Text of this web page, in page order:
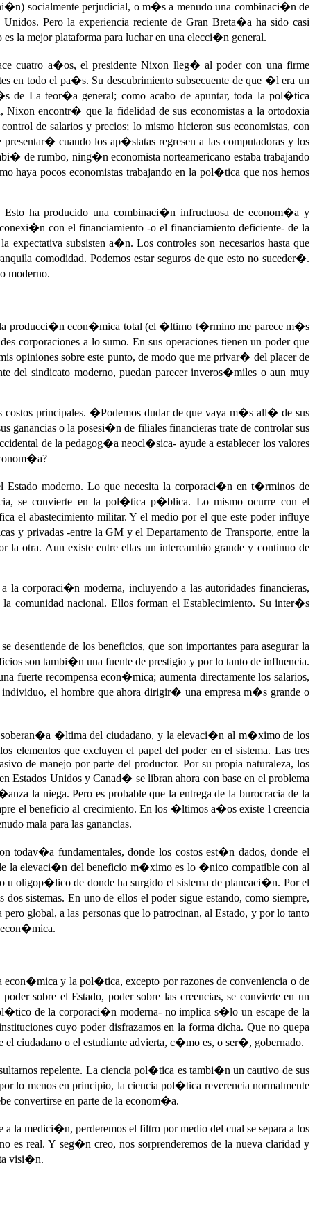
socialmente perjudicial, o m�s a menudo una combinaci�n de
Pero la experiencia reciente de Gran Breta�a ha sido casi
la mejor plataforma para luchar en una elecci�n general.
cuatro a�os, el presidente Nixon lleg� al poder con una firme
en todo el pa�s. Su descubrimiento subsecuente de que �l era un
de La teor�a general; como acabo de apuntar, toda la pol�tica
Nixon encontr� que la fidelidad de sus economistas a la ortodoxia
de salarios y precios; lo mismo hicieron sus economistas, con
cuando los ap�statas regresen a las computadoras y los
de rumbo, ning�n economista norteamericano estaba trabajando
haya pocos economistas trabajando en la pol�tica que nos hemos
ha producido una combinaci�n infructuosa de econom�a y
con el financiamiento -o el financiamiento deficiente- de la
subsisten a�n. Los controles son necesarios hasta que
comodidad. Podemos estar seguros de que esto no suceder�.
moderno.
la producci�n econ�mica total (el �ltimo t�rmino me parece m�s
corporaciones a lo sumo. En sus operaciones tienen un poder que
opiniones sobre este punto, de modo que me privar� del placer de
del sindicato moderno, puedan parecer inveros�miles o aun muy
principales. �Podemos dudar de que vaya m�s all� de sus
ganancias o la posesi�n de filiales financieras trate de controlar sus
de la pedagog�a neocl�sica- ayude a establecer los valores
moderno. Lo que necesita la corporaci�n en t�rminos de
se convierte en la pol�tica p�blica. Lo mismo ocurre con el
el abastecimiento militar. Y el medio por el que este poder influye
y privadas -entre la GM y el Departamento de Transporte, entre la
otra. Aun existe entre ellas un intercambio grande y continuo de
la corporaci�n moderna, incluyendo a las autoridades financieras,
comunidad nacional. Ellos forman el Establecimiento. Su inter�s
de los beneficios, que son importantes para asegurar la
son tambi�n una fuente de prestigio y por lo tanto de influencia.
fuerte recompensa econ�mica; aumenta directamente los salarios,
individuo, el hombre que ahora dirigir� una empresa m�s grande o
soberan�a �ltima del ciudadano, y la elevaci�n al m�ximo de los
elementos que excluyen el papel del poder en el sistema. Las tres
de manejo por parte del productor. Por su propia naturaleza, los
Estados Unidos y Canad� se libran ahora con base en el problema
la niega. Pero es probable que la entrega de la burocracia de la
el beneficio al crecimiento. En los �ltimos a�os existe l creencia
mala para las ganancias.
todav�a fundamentales, donde los costos est�n dados, donde el
la elevaci�n del beneficio m�ximo es lo �nico compatible con al
u oligop�lico de donde ha surgido el sistema de planeaci�n. Por el
sistemas. En uno de ellos el poder sigue estando, como siempre,
global, a las personas que lo patrocinan, al Estado, y por lo tanto
econ�mica.
econ�mica y la pol�tica, excepto por razones de conveniencia o de
sobre el Estado, poder sobre las creencias, se convierte en un
de la corporaci�n moderna- no implica s�lo un escape de la
cuyo poder disfrazamos en la forma dicha. Que no quepa
el ciudadano o el estudiante advierta, c�mo es, o ser�, gobernado.
repelente. La ciencia pol�tica es tambi�n un cautivo de sus
lo menos en principio, la ciencia pol�tica reverencia normalmente
convertirse en parte de la econom�a.
la medici�n, perderemos el filtro por medio del cual se separa a los
es real. Y seg�n creo, nos sorprenderemos de la nueva claridad y
visi�n.